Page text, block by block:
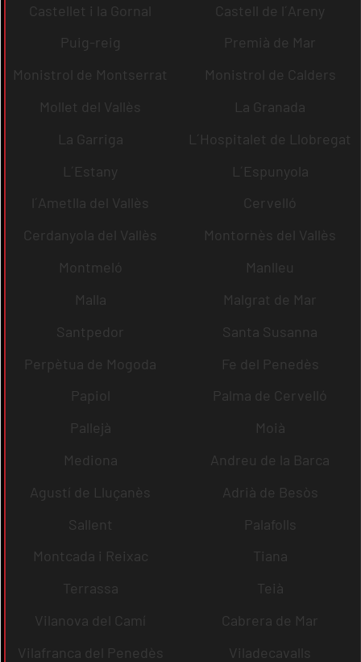
Castellet i la Gornal
Castell de l´Areny
Puig-reig
Premià de Mar
Monistrol de Montserrat
Monistrol de Calders
Mollet del Vallès
La Granada
La Garriga
L´Hospitalet de Llobregat
L´Estany
L´Espunyola
l´Ametlla del Vallès
Cervelló
Cerdanyola del Vallès
Montornès del Vallès
Montmeló
Manlleu
Malla
Malgrat de Mar
Santpedor
Santa Susanna
Perpètua de Mogoda
Fe del Penedès
Papiol
Palma de Cervelló
Pallejà
Moià
Mediona
Andreu de la Barca
Agustí de Lluçanès
Adrià de Besòs
Sallent
Palafolls
Montcada i Reixac
Tiana
Terrassa
Teià
Vilanova del Camí
Cabrera de Mar
Vilafranca del Penedès
Viladecavalls